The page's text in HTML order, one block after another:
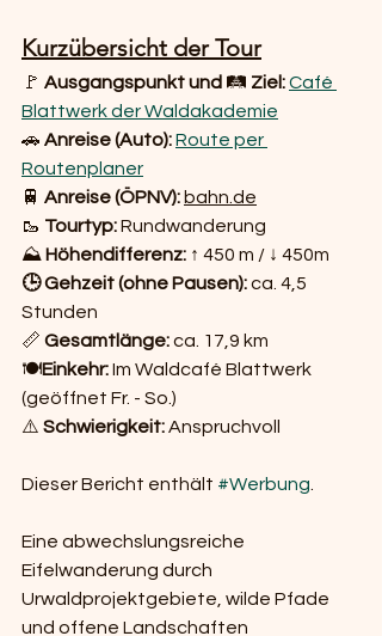
Kurzübersicht der Tour
🚩 Ausgangspunkt und 🛤️ Ziel: Café
Blattwerk der Waldakademie
🚗 Anreise (Auto): Route per
Routenplaner
🚆 Anreise (ÖPNV): bahn.de
🥾 Tourtyp: Rundwanderung
⛰️ Höhendifferenz: ↑ 450 m / ↓ 450m
🕒 Gehzeit (ohne Pausen): ca. 4,5
Stunden
📏 Gesamtlänge: ca. 17,9 km
🍽️Einkehr: Im Waldcafé Blattwerk
(geöffnet Fr. - So.)
⚠️ Schwierigkeit: Anspruchvoll
Dieser Bericht enthält #Werbung
Eine abwechslungsreiche
Eifelwanderung durch
Urwaldprojektgebiete, wilde Pfade
und offene Landschaften